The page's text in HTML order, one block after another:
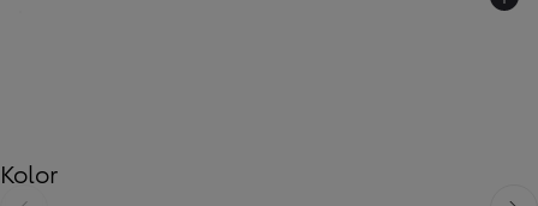
Kolor